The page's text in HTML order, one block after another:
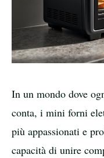
In un mondo dove
conta, i mini forni
più appassionati e
capacità di unire